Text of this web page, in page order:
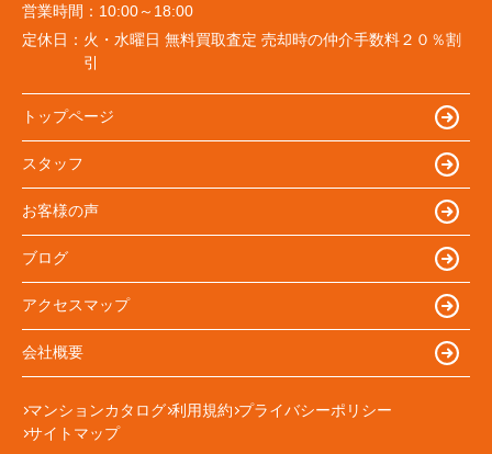
営業時間： 10:00～18:00
定休日： 火・水曜日 無料買取査定 売却時の仲介手数料２０％割
引
トップページ
スタッフ
お客様の声
ブログ
アクセスマップ
会社概要
マンションカタログ 利用規約 プライバシーポリシー
サイトマップ